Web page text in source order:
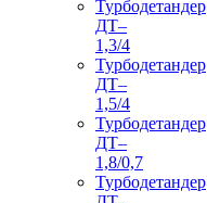
Турбодетандер
ДТ–
1,3/4
Турбодетандер
ДТ–
1,5/4
Турбодетандер
ДТ–
1,8/0,7
Турбодетандер